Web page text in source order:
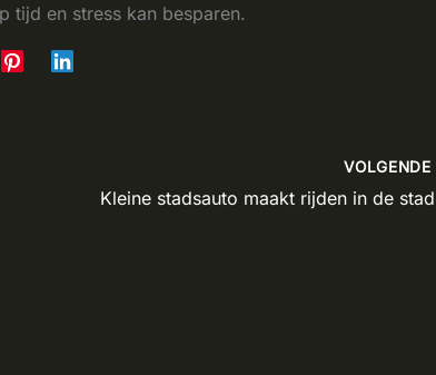
tijd en stress kan besparen.
VOLGENDE